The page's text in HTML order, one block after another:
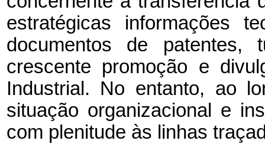
estratégicas informações
documentos de
crescente promoção e
Industrial. No entanto, ao
situação organizacional e
com plenitude às linhas